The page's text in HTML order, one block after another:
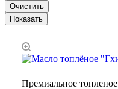
Очистить
Премиальное